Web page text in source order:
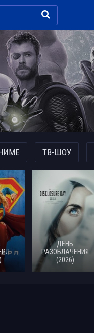
ТВ-ШОУ
ДЕНЬ
РАЗОБЛАЧЕНИЯ
(2026)